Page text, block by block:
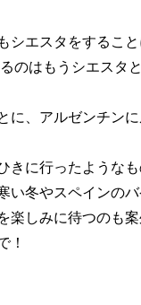
シエスタをするこ
のはもうシエスタ
に、 アルゼンチン
きに行ったような
い冬やスペインの
楽しみに待つのも
！